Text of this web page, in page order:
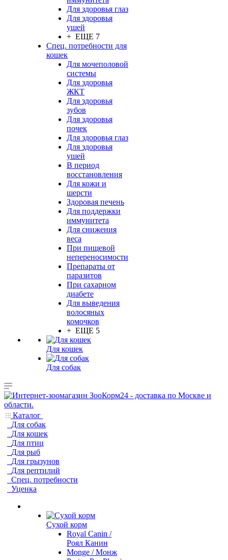
Для здоровья глаз
Для здоровья
ушей
+ ЕЩЕ 7
Спец. потребности для
кошек
Для мочеполовой
системы
Для здоровья
ЖКТ
Для здоровья
зубов
Для здоровья
почек
Для здоровья глаз
Для здоровья
ушей
В период
восстановления
Для кожи и
шерсти
Здоровая печень
Для поддержки
иммунитета
Для снижения
веса
При пищевой
непереносимости
Препараты от
паразитов
При сахарном
диабете
Для выведения
волосяных
комочков
+ ЕЩЕ 5
Для кошек
Для собак
Каталог
Для собак
Для кошек
Для птиц
Для рыб
Для грызунов
Для рептилий
Спец. потребности
Уценка
Сухой корм
Royal Canin /
Роял Канин
Monge / Монж